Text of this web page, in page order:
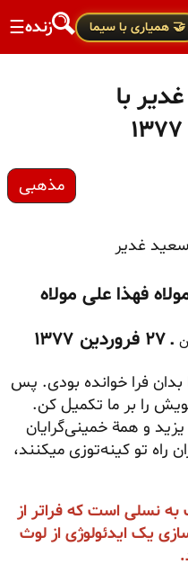
🤝 همیاری با سیما زنده☰
با
مذهبی
فهذا علی مولاه
ـ ۲۷ فروردین ۱۳۷۷
فرا خوانده بودی. پس
را بر ما تکمیل کن.
و همة خمینی‌گرایان
راه تو کینه‌توزی میکنند،
نسلی است که فراتر از
یک ایدئولوژی از لوث